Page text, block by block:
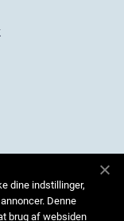
dine indstillinger,
Denne
brug af websiden